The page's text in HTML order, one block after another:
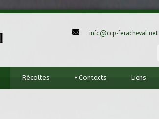
info@ccp-feracheval.net
Récoltes Contacts
+ Liens